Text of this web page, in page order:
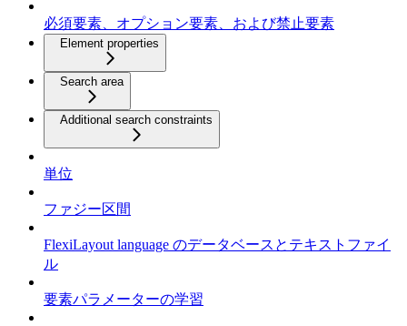
必須要素、オプション要素、および禁止要素
Element properties
Search area
Additional search constraints
単位
ファジー区間
FlexiLayout language のデータベースとテキストファイ
ル
要素パラメーターの学習